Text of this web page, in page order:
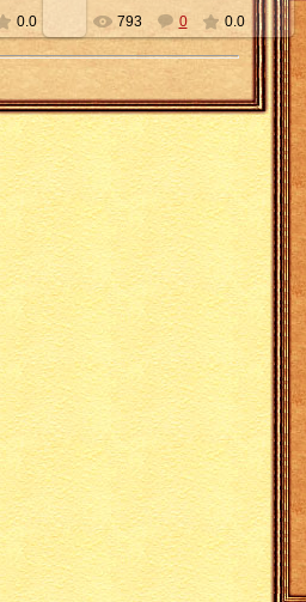
0.0 793 0 0.0